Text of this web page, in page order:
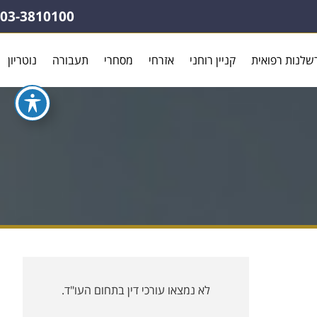
03-3810100
רפואית קניין רוחני אזרחי מסחרי תעבורה נוטריון
לא נמצאו עורכי דין בתחום העו"ד.